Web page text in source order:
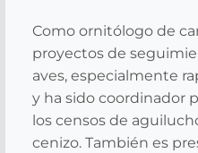
Como ornitólogo de
proyectos de
aves, especialmente
y ha sido coordinador
los censos de
cenizo. También es